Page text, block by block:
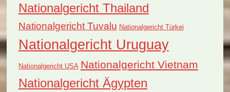
Nationalgericht Thailand
Nationalgericht Tuvalu Nationalgericht Türkei
Nationalgericht Uruguay
Nationalgericht USA Nationalgericht Vietnam
Nationalgericht Ägypten